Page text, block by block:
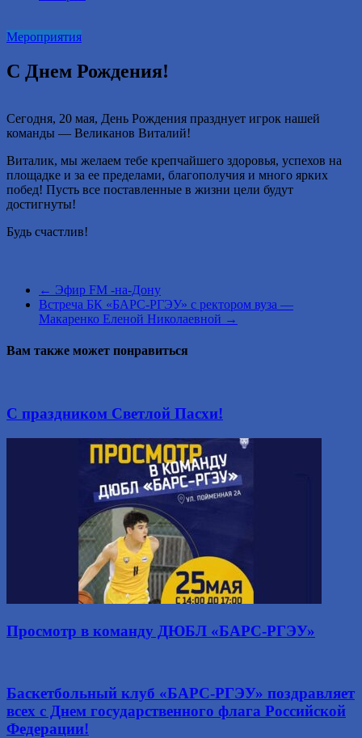
Мероприятия
С Днем Рождения!
Сегодня, 20 мая, День Рождения празднует игрок нашей
команды — Великанов Виталий!
Виталик, мы желаем тебе крепчайшего здоровья, успехов на
площадке и за ее пределами, благополучия и много ярких
побед! Пусть все поставленные в жизни цели будут
достигнуты!
Будь счастлив!
← Эфир FM -на-Дону
Встреча БК «БАРС-РГЭУ» с ректором вуза —
Макаренко Еленой Николаевной →
Вам также может понравиться
С праздником Светлой Пасхи!
Просмотр в команду ДЮБЛ «БАРС-РГЭУ»
Баскетбольный клуб «БАРС-РГЭУ» поздравляет
всех с Днем государственного флага Российской
Федерации!